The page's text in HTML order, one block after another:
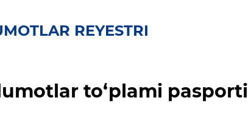
REYESTRI
to‘plami pasporti